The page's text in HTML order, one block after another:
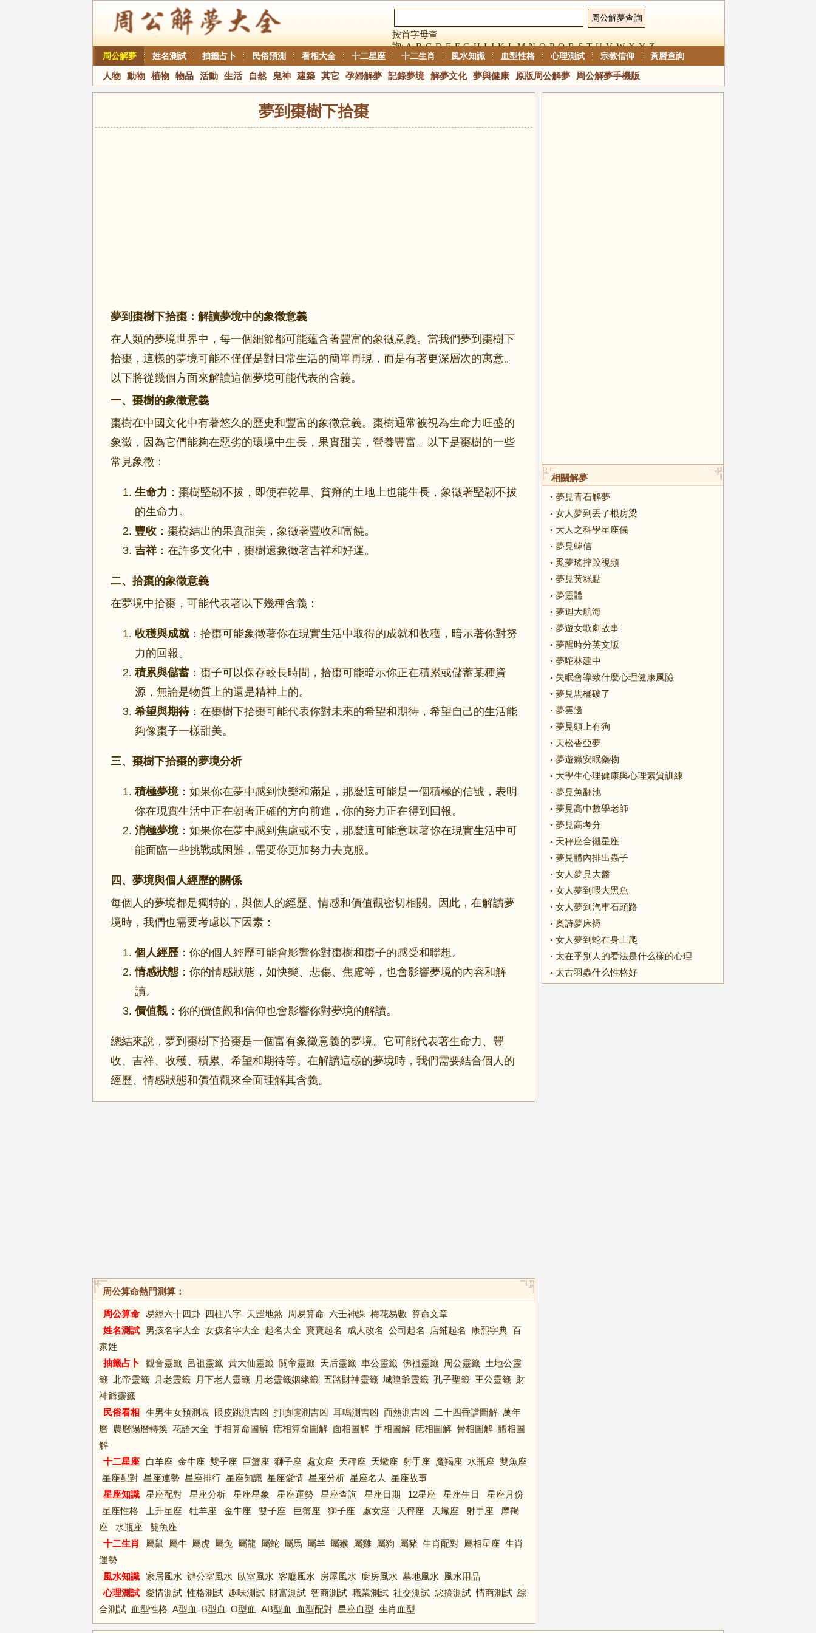
按首字母查
詢:A B C D E F G H I J K L M N O P Q R S T U V W X Y Z
周公解夢
姓名測試 抽籤占卜 民俗預測 看相大全 十二星座 十二生肖 風水知識 血型性格 心理測試 宗教信仰 黃曆查詢
人物 動物 植物 物品 活動 生活 自然 鬼神 建築 其它 孕婦解夢 記錄夢境 解夢文化 夢與健康 原版周公解夢 周公解夢手機版
夢到棗樹下拾棗
夢到棗樹下拾棗：解讀夢境中的象徵意義
在人類的夢境世界中，每一個細節都可能蘊含著豐富的象徵意義。當我們夢到棗樹下
拾棗，這樣的夢境可能不僅僅是對日常生活的簡單再現，而是有著更深層次的寓意。
以下將從幾個方面來解讀這個夢境可能代表的含義。
一、棗樹的象徵意義
棗樹在中國文化中有著悠久的歷史和豐富的象徵意義。棗樹通常被視為生命力旺盛的
象徵，因為它們能夠在惡劣的環境中生長，果實甜美，營養豐富。以下是棗樹的一些
常見象徵：
生命力 ：棗樹堅韌不拔，即使在乾旱、貧瘠的土地上也能生長，象徵著堅韌不拔
的生命力。
豐收 ：棗樹結出的果實甜美，象徵著豐收和富饒。
吉祥：在許多文化中，棗樹還象徵著吉祥和好運。
二、拾棗的象徵意義
在夢境中拾棗，可能代表著以下幾種含義：
收穫與成就：拾棗可能象徵著你在現實生活中取得的成就和收穫，暗示著你對努
力的回報。
積累與儲蓄 ：棗子可以保存較長時間，拾棗可能暗示你正在積累或儲蓄某種資
源，無論是物質上的還是精神上的。
希望與期待：在棗樹下拾棗可能代表你對未來的希望和期待，希望自己的生活能
夠像棗子一樣甜美。
三、棗樹下拾棗的夢境分析
積極夢境：如果你在夢中感到快樂和滿足，那麼這可能是一個積極的信號，表明
你在現實生活中正在朝著正確的方向前進，你的努力正在得到回報。
消極夢境：如果你在夢中感到焦慮或不安，那麼這可能意味著你在現實生活中可
能面臨一些挑戰或困難，需要你更加努力去克服。
四、夢境與個人經歷的關係
每個人的夢境都是獨特的，與個人的經歷、情感和價值觀密切相關。因此，在解讀夢
境時，我們也需要考慮以下因素：
個人經歷 ：你的個人經歷可能會影響你對棗樹和棗子的感受和聯想。
情感狀態 ：你的情感狀態，如快樂、悲傷、焦慮等，也會影響夢境的內容和解
讀。
價值觀：你的價值觀和信仰也會影響你對夢境的解讀。
總結來說，夢到棗樹下拾棗是一個富有象徵意義的夢境。它可能代表著生命力、豐
收、吉祥、收穫、積累、希望和期待等。在解讀這樣的夢境時，我們需要結合個人的
經歷、情感狀態和價值觀來全面理解其含義。
周公算命熱門測算：
周公算命 易經六十四卦 四柱八字 天罡地煞 周易算命 六壬神課 梅花易數 算命文章
姓名測試
男孩名字大全 女孩名字大全 起名大全 寶寶起名 成人改名 公司起名 店鋪起名 康熙字典 百
家姓
抽籤占卜
觀音靈籤 呂祖靈籤 黃大仙靈籤 關帝靈籤 天后靈籤 車公靈籤 佛祖靈籤 周公靈籤 土地公靈
籤 北帝靈籤 月老靈籤 月下老人靈籤 月老靈籤姻緣籤 五路財神靈籤 城隍爺靈籤 孔子聖籤 王公靈籤 財
神爺靈籤
民俗看相
生男生女預測表 眼皮跳測吉凶 打噴嚏測吉凶 耳鳴測吉凶 面熱測吉凶 二十四香譜圖解 萬年
曆 農曆陽曆轉換 花語大全 手相算命圖解 痣相算命圖解 面相圖解 手相圖解 痣相圖解 骨相圖解 體相圖
解
十二星座
白羊座 金牛座 雙子座 巨蟹座 獅子座 處女座 天秤座 天蠍座 射手座 魔羯座 水瓶座 雙魚座
星座配對 星座運勢 星座排行 星座知識 星座愛情 星座分析 星座名人
星座故事
星座知識 星座配對 星座分析 星座星象 星座運勢 星座查詢 星座日期 12星座 星座生日
星座月份
星座性格
上升星座 牡羊座 金牛座 雙子座 巨蟹座 獅子座 處女座 天秤座 天蠍座 射手座
摩羯
座
水瓶座
雙魚座
十二生肖
屬鼠 屬牛 屬虎 屬兔 屬龍 屬蛇 屬馬 屬羊 屬猴 屬雞 屬狗 屬豬 生肖配對 屬相星座 生肖
運勢
風水知識 家居風水 辦公室風水 臥室風水 客廳風水 房屋風水 廚房風水 墓地風水
風水用品
心理測試 愛情測試 性格測試 趣味測試 財富測試 智商測試 職業測試 社交測試 惡搞測試 情商測試 綜
合測試 血型性格 A型血 B型血 O型血 AB型血 血型配對 星座血型 生肖血型
相關解夢
夢見青石解夢
女人夢到丟了根房梁
大人之科學星座儀
夢見韓信
奚夢瑤摔跤視頻
夢見黃糕點
夢靈體
夢迴大航海
夢遊女歌劇故事
夢醒時分英文版
夢駝林建中
失眠會導致什麼心理健康風險
夢見馬桶破了
夢雲邊
夢見頭上有狗
天松香亞夢
夢遊癥安眠藥物
大學生心理健康與心理素質訓練
夢見魚翻池
夢見高中數學老師
夢見高考分
天秤座合襯星座
夢見體內排出蟲子
女人夢見大醬
女人夢到喂大黑魚
女人夢到汽車石頭路
奧詩夢床褥
女人夢到蛇在身上爬
太在乎別人的看法是什么樣的心理
太古羽蟲什么性格好